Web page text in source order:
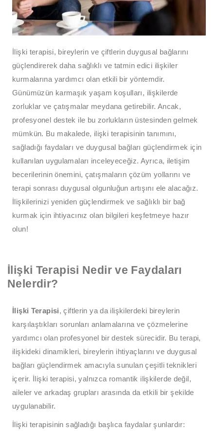
İlişki terapisi, bireylerin ve çiftlerin duygusal bağlarını
güçlendirerek daha sağlıklı ve tatmin edici ilişkiler
kurmalarına yardımcı olan etkili bir yöntemdir.
Günümüzün karmaşık yaşam koşulları, ilişkilerde
zorluklar ve çatışmalar meydana getirebilir. Ancak,
profesyonel destek ile bu zorlukların üstesinden gelmek
mümkün. Bu makalede, ilişki terapisinin tanımını,
sağladığı faydaları ve duygusal bağları güçlendirmek için
kullanılan uygulamaları inceleyeceğiz. Ayrıca, iletişim
becerilerinin önemini, çatışmaların çözüm yollarını ve
terapi sonrası duygusal olgunluğun artışını ele alacağız.
İlişkilerinizi yeniden güçlendirmek ve sağlıklı bir bağ
kurmak için ihtiyacınız olan bilgileri keşfetmeye hazır
olun!
İlişki Terapisi Nedir ve Faydaları
Nelerdir?
İlişki Terapisi, çiftlerin ya da ilişkilerdeki bireylerin
karşılaştıkları sorunları anlamalarına ve çözmelerine
yardımcı olan profesyonel bir destek sürecidir. Bu terapi,
ilişkideki dinamikleri, bireylerin ihtiyaçlarını ve duygusal
bağları güçlendirmek amacıyla sunulan çeşitli teknikleri
içerir. İlişki terapisi, yalnızca romantik ilişkilerde değil,
aileler ve arkadaş grupları arasında da etkili bir şekilde
uygulanabilir.
İlişki terapisinin sağladığı başlıca faydalar şunlardır: